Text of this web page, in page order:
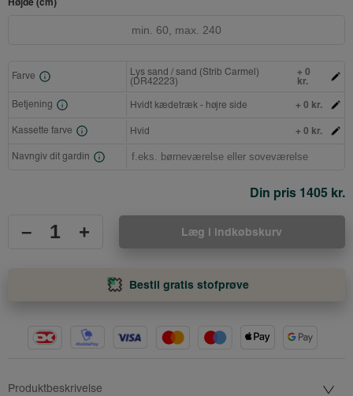
Farve
Lys sand / sand (Strib Carmel)
(DR42223)
+ 0
kr.
Betjening Hvidt kædetræk - højre side + 0 kr.
Kassette farve Hvid + 0 kr.
Navngiv dit gardin
Din pris 1405 kr.
– + Læg i indkøbskurv
Bestil gratis stofprøve
Produktbeskrivelse